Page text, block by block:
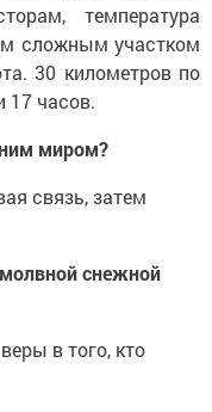
температура
сложным участком
30 километров по
17 часов.
миром?
связь, затем
снежной
в того, кто